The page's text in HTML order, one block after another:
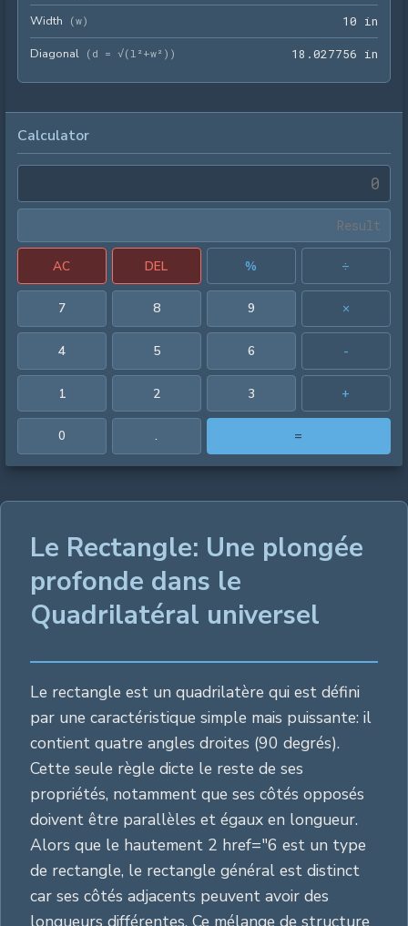
Width (w) 10 in
Diagonal ( d = √(l²+w²) ) 1 8 .027756 in
Calculator
AC DEL % ÷
7 8 9 ×
4 5 6 -
1 2 3 +
0 . =
Le Rectangle: Une plongée
profonde dans le
Quadrilatéral universel
Le rectangle est un quadrilatère qui est défini
par une caractéristique simple mais puissante: il
contient quatre angles droites (90 degrés).
Cette seule règle dicte le reste de ses
propriétés, notamment que ses côtés opposés
doivent être parallèles et égaux en longueur.
Alors que le hautement 2 href="6 est un type
de rectangle, le rectangle général est distinct
car ses côtés adjacents peuvent avoir des
longueurs différentes. Ce mélange de structure